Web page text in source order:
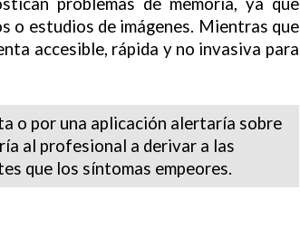
o estudios de imágenes. Mientras que
accesible, rápida y no invasiva para
o por una aplicación alertaría sobre
al profesional a derivar a las
que los síntomas empeores.